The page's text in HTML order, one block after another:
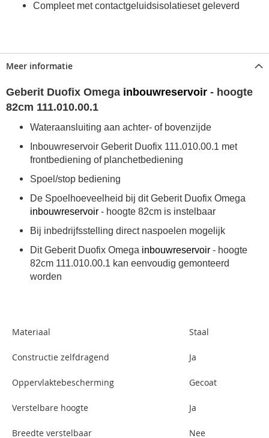
Compleet met contactgeluidsisolatieset geleverd
Meer informatie
Geberit Duofix Omega inbouwreservoir - hoogte
82cm 111.010.00.1
Wateraansluiting aan achter- of bovenzijde
Inbouwreservoir Geberit Duofix 111.010.00.1 met
frontbediening of planchetbediening
Spoel/stop bediening
De Spoelhoeveelheid bij dit Geberit Duofix Omega
inbouwreservoir - hoogte 82cm is instelbaar
Bij inbedrijfsstelling direct naspoelen mogelijk
Dit Geberit Duofix Omega inbouwreservoir - hoogte
82cm 111.010.00.1 kan eenvoudig gemonteerd
worden
Materiaal Staal
Constructie zelfdragend Ja
Oppervlaktebescherming Gecoat
Verstelbare hoogte Ja
Breedte verstelbaar Nee